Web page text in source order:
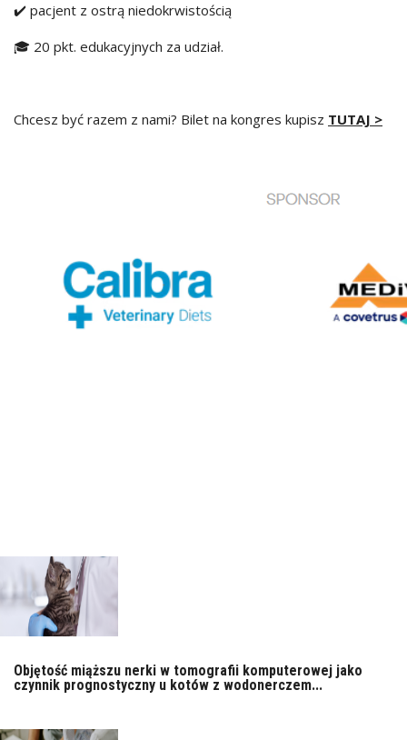
✔️ pacjent z ostrą niedokrwistością
🎓 20 pkt. edukacyjnych za udział.
Chcesz być razem z nami? Bilet na kongres kupisz TUTAJ >
Objętość miąższu nerki w tomografii komputerowej jako
czynnik prognostyczny u kotów z wodonerczem...